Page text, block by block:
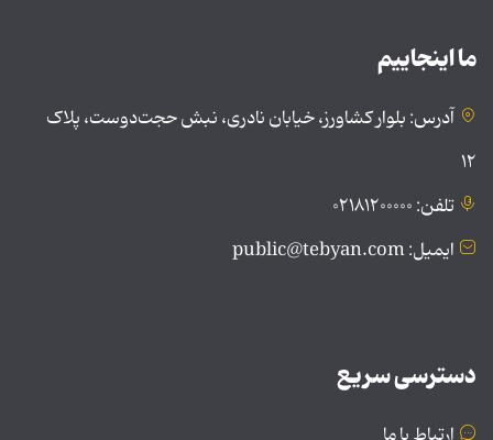
ما اینجاییم
آدرس: بلوار کشاورز، خیابان نادری، نبش حجت‌دوست، پلاک
۱۲
تلفن: ۰۲۱۸۱۲۰۰۰۰۰
ایمیل: public@tebyan.com
دسترسی سریع